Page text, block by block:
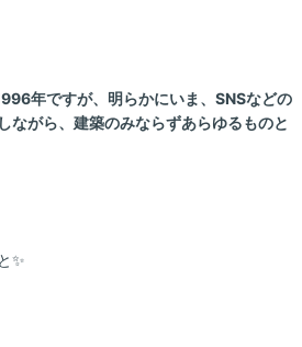
年ですが、明らかにいま、SNSなどの
ながら、建築のみならずあらゆるものと
✨